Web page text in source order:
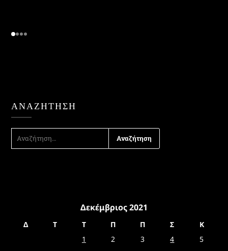
ΑΝΑΖΉΤΗΣΗ
ΓΙΑ:
Δεκέμβριος 2021
Δ Τ Τ Π Π Σ
Κ
1
2 3 4
5